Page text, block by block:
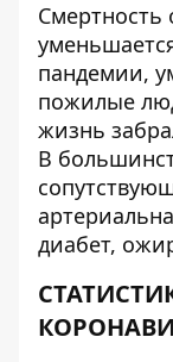
Смертность
пандемии,
пожилые
жизнь
В
диабет,